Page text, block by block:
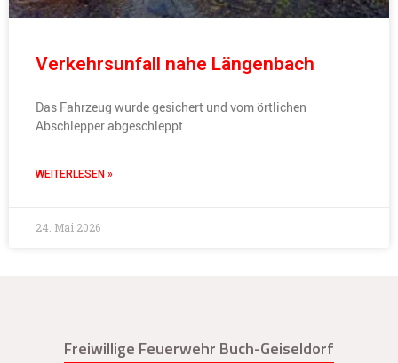
Verkehrsunfall nahe Längenbach
Das Fahrzeug wurde gesichert und vom örtlichen
Abschlepper abgeschleppt
WEITERLESEN »
24. Mai 2026
Freiwillige Feuerwehr Buch-Geiseldorf